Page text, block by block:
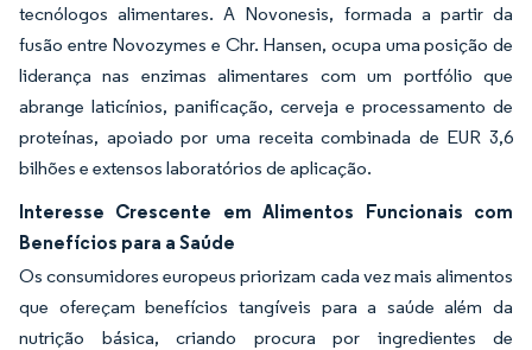
tecnólogos alimentares. A Novonesis, formada a partir da
fusão entre Novozymes e Chr. Hansen, ocupa uma posição de
liderança nas enzimas alimentares com um portfólio que
abrange laticínios, panificação, cerveja e processamento de
proteínas, apoiado por uma receita combinada de EUR 3,6
bilhões e extensos laboratórios de aplicação.
Interesse Crescente em Alimentos Funcionais com
Benefícios para a Saúde
Os consumidores europeus priorizam cada vez mais alimentos
que ofereçam benefícios tangíveis para a saúde além da
nutrição básica, criando procura por ingredientes de